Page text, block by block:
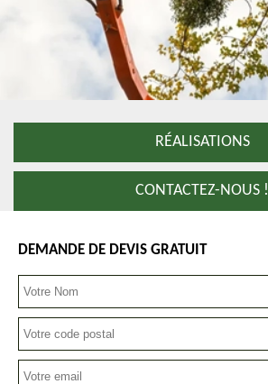
RÉALISATIONS
CONTACTEZ-NOUS !
DEMANDE DE DEVIS GRATUIT